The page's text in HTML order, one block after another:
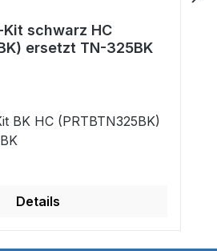
schwarz HC
ersetzt TN-325BK
BK HC (PRTBTN325BK)
Details